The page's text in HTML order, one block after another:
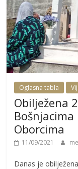
Oglasna tabla
Obilježena
Oborcima
11/09/2021
Danas je